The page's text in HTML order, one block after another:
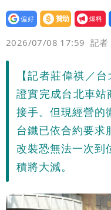
設為
贊助
我要
爆料
2026/07/08 17:59 記者
【記者莊偉祺／
證實完成台北車
接手。但現經營的
台鐵已依合約要求
改裝恐無法一次到
積將大減。